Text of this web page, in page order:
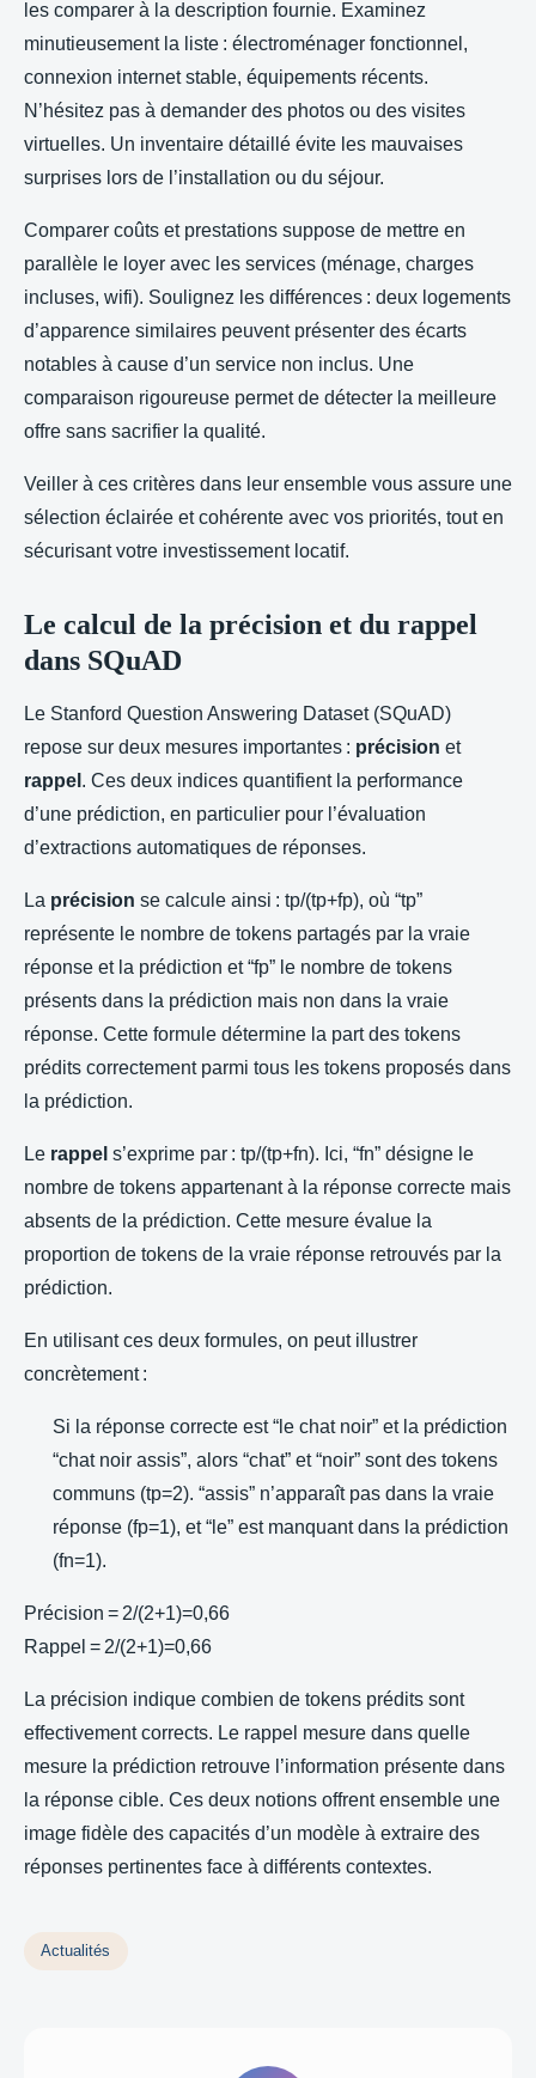
les comparer à la description fournie. Examinez
minutieusement la liste : électroménager fonctionnel,
connexion internet stable, équipements récents.
N’hésitez pas à demander des photos ou des visites
virtuelles. Un inventaire détaillé évite les mauvaises
surprises lors de l’installation ou du séjour.
Comparer coûts et prestations suppose de mettre en
parallèle le loyer avec les services (ménage, charges
incluses, wifi). Soulignez les différences : deux logements
d’apparence similaires peuvent présenter des écarts
notables à cause d’un service non inclus. Une
comparaison rigoureuse permet de détecter la meilleure
offre sans sacrifier la qualité.
Veiller à ces critères dans leur ensemble vous assure une
sélection éclairée et cohérente avec vos priorités, tout en
sécurisant votre investissement locatif.
Le calcul de la précision et du rappel
dans SQuAD
Le Stanford Question Answering Dataset (SQuAD)
repose sur deux mesures importantes : précision et
rappel . Ces deux indices quantifient la performance
d’une prédiction, en particulier pour l’évaluation
d’extractions automatiques de réponses.
La précision se calcule ainsi : tp/(tp+fp), où “tp”
représente le nombre de tokens partagés par la vraie
réponse et la prédiction et “fp” le nombre de tokens
présents dans la prédiction mais non dans la vraie
réponse. Cette formule détermine la part des tokens
prédits correctement parmi tous les tokens proposés dans
la prédiction.
Le rappel s’exprime par : tp/(tp+fn). Ici, “fn” désigne le
nombre de tokens appartenant à la réponse correcte mais
absents de la prédiction. Cette mesure évalue la
proportion de tokens de la vraie réponse retrouvés par la
prédiction.
En utilisant ces deux formules, on peut illustrer
concrètement :
Si la réponse correcte est “le chat noir” et la prédiction
“chat noir assis”, alors “chat” et “noir” sont des tokens
communs (tp=2). “assis” n’apparaît pas dans la vraie
réponse (fp=1), et “le” est manquant dans la prédiction
(fn=1).
Précision = 2/(2+1)=0,66
Rappel = 2/(2+1)=0,66
La précision indique combien de tokens prédits sont
effectivement corrects. Le rappel mesure dans quelle
mesure la prédiction retrouve l’information présente dans
la réponse cible. Ces deux notions offrent ensemble une
image fidèle des capacités d’un modèle à extraire des
réponses pertinentes face à différents contextes.
Actualités